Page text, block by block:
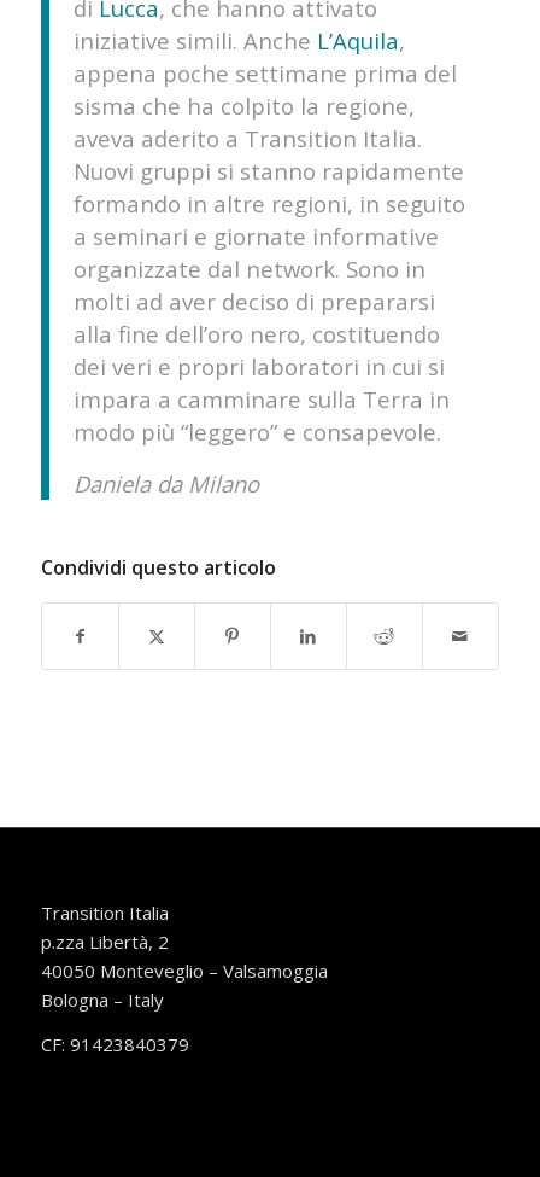
di Lucca, che hanno attivato
iniziative simili. Anche L’Aquila,
appena poche settimane prima del
sisma che ha colpito la regione,
aveva aderito a Transition Italia.
Nuovi gruppi si stanno rapidamente
formando in altre regioni, in seguito
a seminari e giornate informative
organizzate dal network. Sono in
molti ad aver deciso di prepararsi
alla fine dell’oro nero, costituendo
dei veri e propri laboratori in cui si
impara a camminare sulla Terra in
modo più “leggero” e consapevole.
Daniela da Milano
Condividi questo articolo
Transition Italia
p.zza Libertà, 2
40050 Monteveglio – Valsamoggia
Bologna – Italy
CF: 91423840379